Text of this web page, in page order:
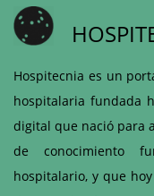
Hospitecnia es un
hospitalaria fundada
digital que nació para
de conocimiento
hospitalario, y que